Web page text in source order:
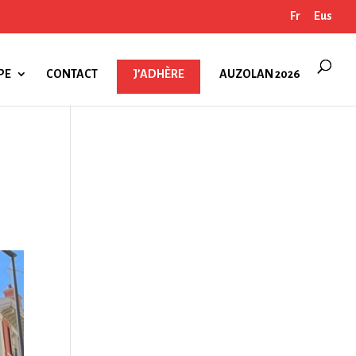
Fr Eus
CONTACT J’ADHÈRE AUZOLAN 2026